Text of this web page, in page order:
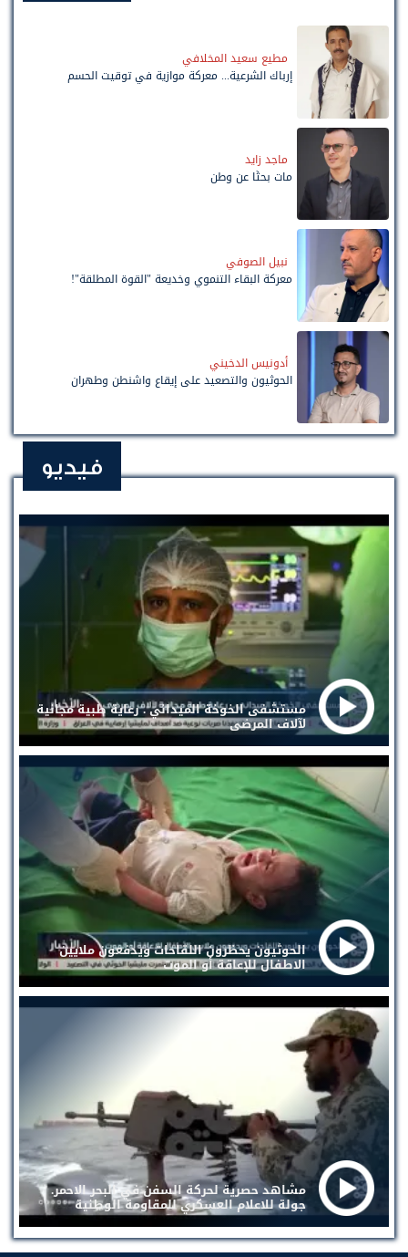
مطيع سعيد المخلافي
إرباك الشرعية... معركة موازية في توقيت الحسم
ماجد زايد
مات بحثًا عن وطن
نبيل الصوفي
معركة البقاء التنموي وخديعة "القوة المطلقة"!
أدونيس الدخيني
الحوثيون والتصعيد على إيقاع واشنطن وطهران
فيديو
مستشفى الخوخة الميداني . رعاية طبية مجانية
لآلاف المرضى
الحوثيون يحظرون اللقاحات ويدفعون ملايين
الاطفال للإعاقة أو الموت
مشاهد حصرية لحركة السفن في البحر الاحمر.
جولة للاعلام العسكري للمقاومة الوطنية